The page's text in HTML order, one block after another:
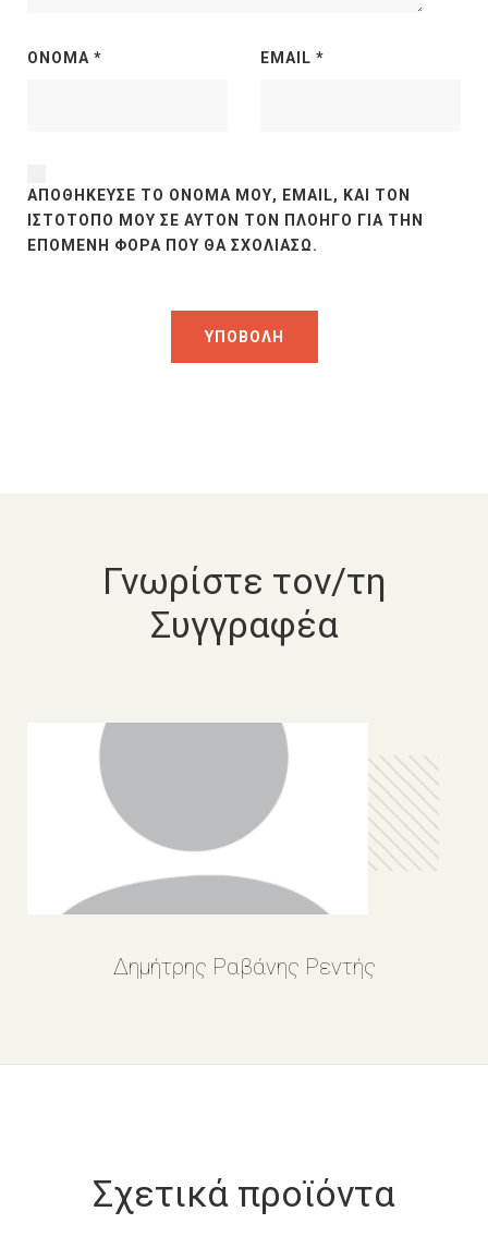
ΌΝΟΜΑ * EMAIL *
ΑΠΟΘΉΚΕΥΣΕ ΤΟ ΌΝΟΜΆ ΜΟΥ, EMAIL, ΚΑΙ ΤΟΝ
ΙΣΤΌΤΟΠΟ ΜΟΥ ΣΕ ΑΥΤΌΝ ΤΟΝ ΠΛΟΗΓΌ ΓΙΑ ΤΗΝ
ΕΠΌΜΕΝΗ ΦΟΡΆ ΠΟΥ ΘΑ ΣΧΟΛΙΆΣΩ.
Γνωρίστε τον/τη
Συγγραφέα
Δημήτρης Ραβάνης Ρεντής
Σχετικά προϊόντα